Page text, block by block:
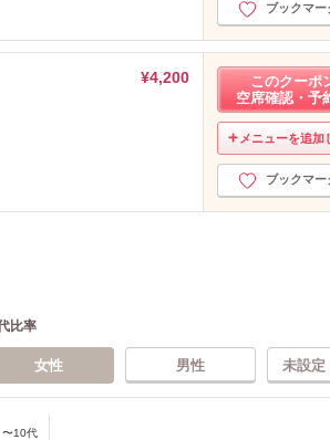
ブックマー
¥4,200
このクーポ
空席確認・予
メニューを追加
ブックマー
比率
女性 男性 未設定
〜10代